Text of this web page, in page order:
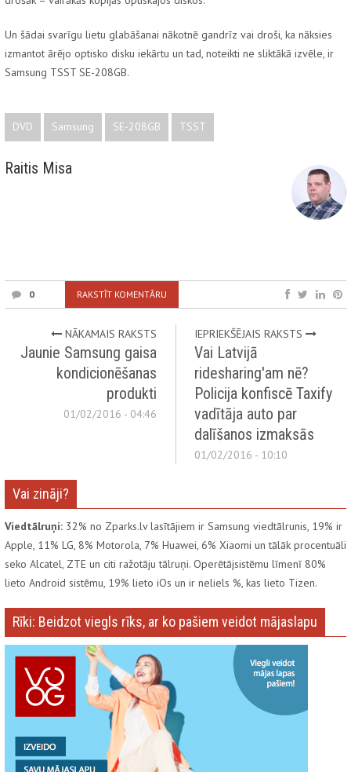
Un šādai svarīgu lietu glabāšanai nākotnē gandrīz vai droši, ka nāksies
izmantot ārējo optisko disku iekārtu un tad, noteikti ne sliktākā izvēle, ir
Samsung TSST SE-208GB.
DVD Samsung SE-208GB TSST
Raitis Misa
0 RAKSTĪT KOMENTĀRU
NĀKAMAIS RAKSTS
Jaunie Samsung gaisa
kondicionēšanas
produkti
01/02/2016 - 04:46
IEPRIEKŠĒJAIS RAKSTS
Vai Latvijā
ridesharing'am nē?
Policija konfiscē Taxify
vadītāja auto par
dalīšanos izmaksās
01/02/2016 - 10:10
Vai zināji?
Viedtālruņi: 32% no Zparks.lv lasītājiem ir Samsung viedtālrunis, 19% ir
Apple, 11% LG, 8% Motorola, 7% Huawei, 6% Xiaomi un tālāk procentuāli
seko Alcatel, ZTE un citi ražotāju tālruņi. Operētājsistēmu līmenī 80%
lieto Android sistēmu, 19% lieto iOs un ir neliels %, kas lieto Tizen.
Rīki: Beidzot viegls rīks, ar ko pašiem veidot mājaslapu